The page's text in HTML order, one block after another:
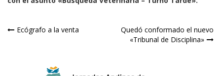
Navegación
entradas
Ecógrafo a la venta
Quedó conformado el nuevo
«Tribunal de Disciplina»